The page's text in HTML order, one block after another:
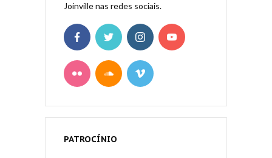
Joinville nas redes sociais.
PATROCÍNIO